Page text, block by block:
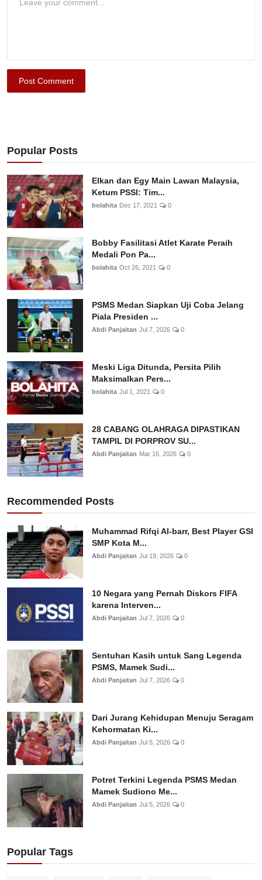
Post Comment
Popular Posts
Elkan dan Egy Main Lawan Malaysia,
Ketum PSSI: Tim...
bolahita Dec 17, 2021 0
Bobby Fasilitasi Atlet Karate Peraih
Medali Pon Pa...
bolahita Oct 26, 2021 0
PSMS Medan Siapkan Uji Coba Jelang
Piala Presiden ...
Abdi Panjaitan Jul 7, 2026 0
Meski Liga Ditunda, Persita Pilih
Maksimalkan Pers...
bolahita Jul 1, 2021 0
28 CABANG OLAHRAGA DIPASTIKAN
TAMPIL DI PORPROV SU...
Abdi Panjaitan Mar 16, 2026 0
Recommended Posts
Muhammad Rifqi Al-barr, Best Player GSI
SMP Kota M...
Abdi Panjaitan Jul 19, 2026 0
10 Negara yang Pernah Diskors FIFA
karena Interven...
Abdi Panjaitan Jul 7, 2026 0
Sentuhan Kasih untuk Sang Legenda
PSMS, Mamek Sudi...
Abdi Panjaitan Jul 7, 2026 0
Dari Jurang Kehidupan Menuju Seragam
Kehormatan Ki...
Abdi Panjaitan Jul 5, 2026 0
Potret Terkini Legenda PSMS Medan
Mamek Sudiono Me...
Abdi Panjaitan Jul 5, 2026 0
Popular Tags